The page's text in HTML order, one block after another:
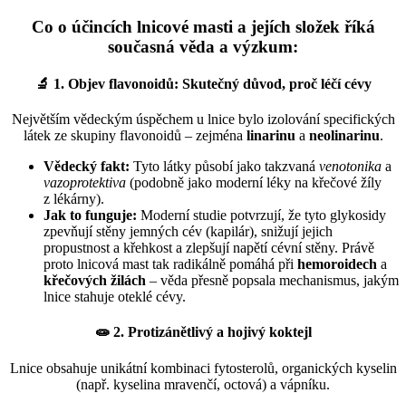
Co o účincích lnicové masti a jejích složek říká
současná věda a výzkum:
🔬 1. Objev flavonoidů: Skutečný důvod, proč léčí cévy
Největším vědeckým úspěchem u lnice bylo izolování specifických
látek ze skupiny flavonoidů – zejména linarinu a neolinarinu.
Vědecký fakt: Tyto látky působí jako takzvaná venotonika a
vazoprotektiva (podobně jako moderní léky na křečové žíly
z lékárny).
Jak to funguje: Moderní studie potvrzují, že tyto glykosidy
zpevňují stěny jemných cév (kapilár), snižují jejich
propustnost a křehkost a zlepšují napětí cévní stěny. Právě
proto lnicová mast tak radikálně pomáhá při hemoroidech a
křečových žilách – věda přesně popsala mechanismus, jakým
lnice stahuje oteklé cévy.
🧫2. Protizánětlivý a hojivý koktejl
Lnice obsahuje unikátní kombinaci fytosterolů, organických kyselin
(např. kyselina mravenčí, octová) a vápníku.